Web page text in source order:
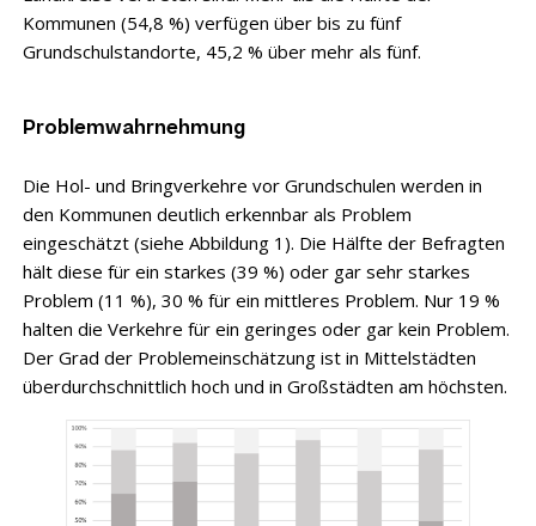
Kommunen (54,8 %) verfügen über bis zu fünf
Grundschulstandorte, 45,2 % über mehr als fünf.
Problemwahrnehmung
Die Hol- und Bringverkehre vor Grundschulen werden in
den Kommunen deutlich erkennbar als Problem
eingeschätzt (siehe Abbildung 1). Die Hälfte der Befragten
hält diese für ein starkes (39 %) oder gar sehr starkes
Problem (11 %), 30 % für ein mittleres Problem. Nur 19 %
halten die Verkehre für ein geringes oder gar kein Problem.
Der Grad der Problemeinschätzung ist in Mittelstädten
überdurchschnittlich hoch und in Großstädten am höchsten.